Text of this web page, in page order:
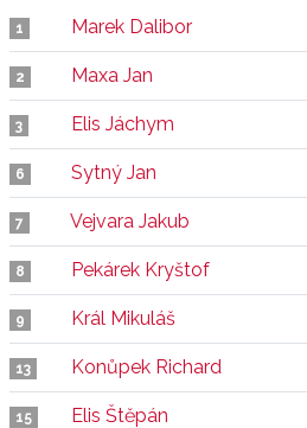
1 Marek Dalibor
2 Maxa Jan
3 Elis Jáchym
6 Sytný Jan
7 Vejvara Jakub
8 Pekárek Kryštof
9 Král Mikuláš
13 Konůpek Richard
15 Elis Štěpán